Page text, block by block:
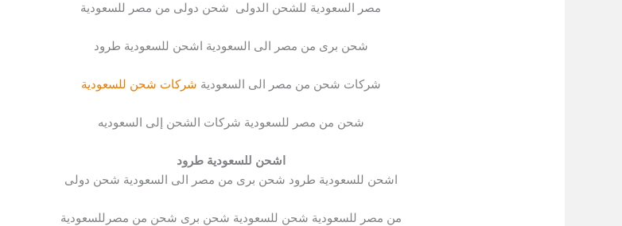
مصر السعودية للشحن الدولى شحن دولى من مصر للسعودية
شحن برى من مصر الى السعودية اشحن للسعودية طرود
شركات شحن من مصر الى السعودية شركات شحن للسعودية
شحن من مصر للسعودية شركات الشحن إلى السعوديه
اشحن للسعودية طرود
اشحن للسعودية طرود شحن برى من مصر الى السعودية شحن دولى
من مصر للسعودية شحن للسعودية شحن برى شحن من مصرللسعودية